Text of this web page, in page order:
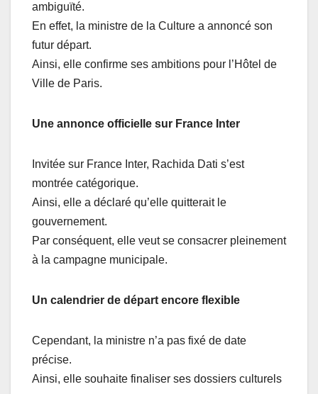
ambiguïté.
En effet, la ministre de la Culture a annoncé son
futur départ.
Ainsi, elle confirme ses ambitions pour l’Hôtel de
Ville de Paris.
Une annonce officielle sur France Inter
Invitée sur France Inter, Rachida Dati s’est
montrée catégorique.
Ainsi, elle a déclaré qu’elle quitterait le
gouvernement.
Par conséquent, elle veut se consacrer pleinement
à la campagne municipale.
Un calendrier de départ encore flexible
Cependant, la ministre n’a pas fixé de date
précise.
Ainsi, elle souhaite finaliser ses dossiers culturels